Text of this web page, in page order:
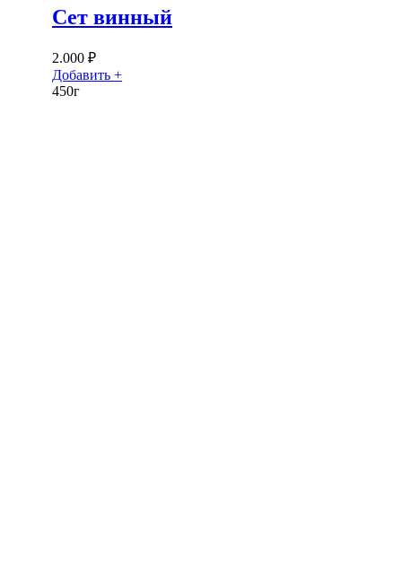
Сет винный
2.000 ₽
Добавить +
450г